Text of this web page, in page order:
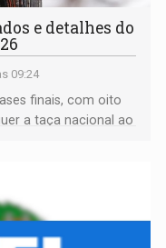
e detalhes do
09:24
finais, com oito
a taça nacional ao